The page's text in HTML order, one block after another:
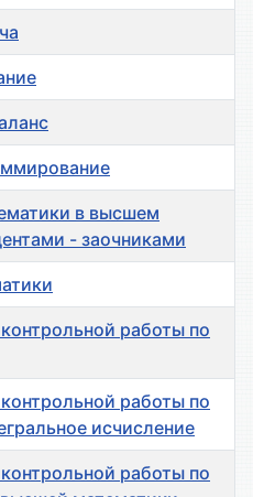
в высшем
- заочниками
работы по
работы по
исчисление
работы по